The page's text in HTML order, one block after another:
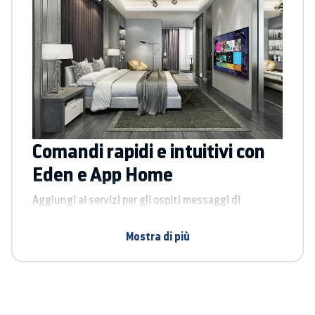
Comandi rapidi e intuitivi con
Eden e App Home
Aggiungi ai servizi per gli ospiti messaggi di
come ad esempio i numeri degli interni. L’interfaccia
elegante per gestire il televisore.
Mostra di più